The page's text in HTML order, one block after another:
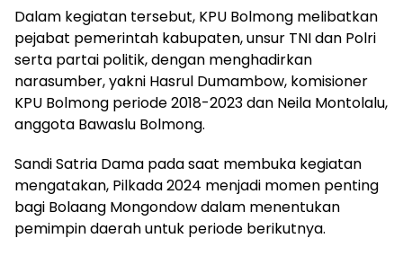
Dalam kegiatan tersebut, KPU Bolmong melibatkan
pejabat pemerintah kabupaten, unsur TNI dan Polri
serta partai politik, dengan menghadirkan
narasumber, yakni Hasrul Dumambow, komisioner
KPU Bolmong periode 2018-2023 dan Neila Montolalu,
anggota Bawaslu Bolmong.
Sandi Satria Dama pada saat membuka kegiatan
mengatakan, Pilkada 2024 menjadi momen penting
bagi Bolaang Mongondow dalam menentukan
pemimpin daerah untuk periode berikutnya.